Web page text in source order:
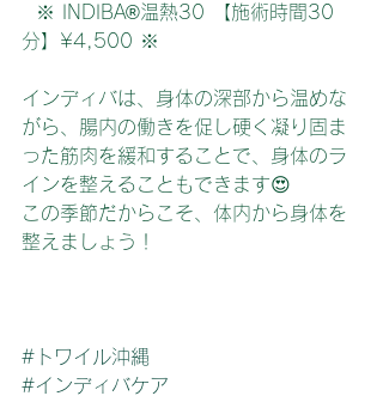
分】¥4,500 ※
インディバは、身体の深部から温めな
がら、腸内の働きを促し硬く凝り固ま
った筋肉を緩和することで、身体のラ
インを整えることもできます😍
この季節だからこそ、体内から身体を
整えましょう！
#トワイル沖縄
#インディバケア